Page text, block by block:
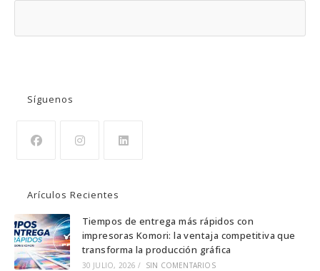
Síguenos
una
nueva
pestaña
una
nueva
pestaña
una
nueva
pestaña
Arículos Recientes
Tiempos de entrega más rápidos con
impresoras Komori: la ventaja competitiva que
transforma la producción gráfica
30 JULIO, 2026 / SIN COMENTARIOS